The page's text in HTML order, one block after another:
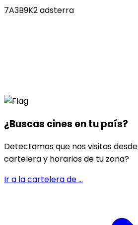
7A3B9K2 adsterra
¿Buscas cines entu país?
Detectamos que nos visitas desde
cartelera y horarios de tu zona?
Ir a la cartelera de...